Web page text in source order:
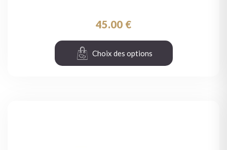
45.00 €
Choix des options